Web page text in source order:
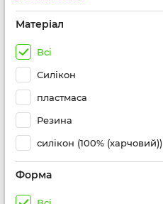
Матеріал
Всі
Силікон
пластмаса
Резина
силікон (100% (харчовий))
Форма